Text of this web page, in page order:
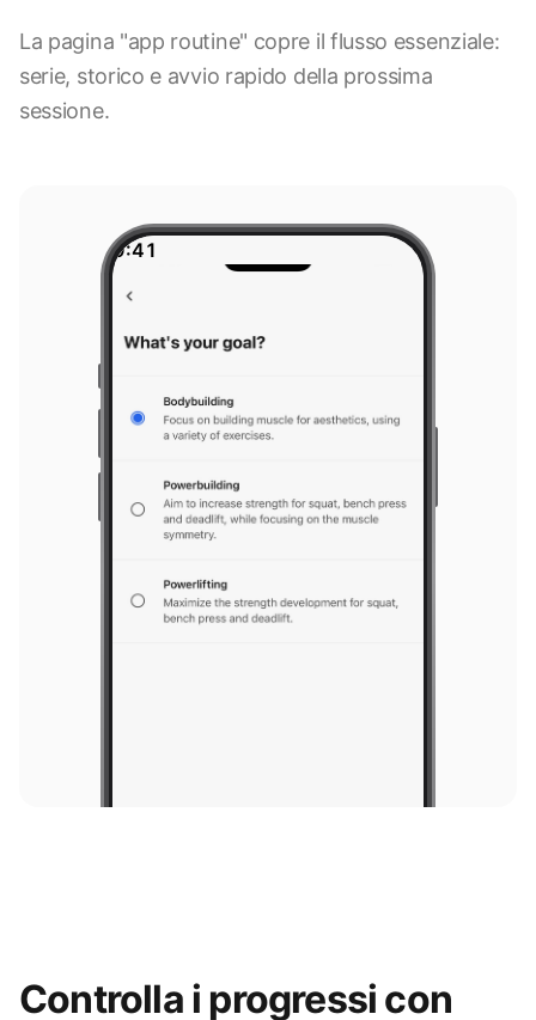
La pagina "app routine" copre il flusso essenziale:
serie, storico e avvio rapido della prossima
sessione.
9:41
Controlla i progressi con